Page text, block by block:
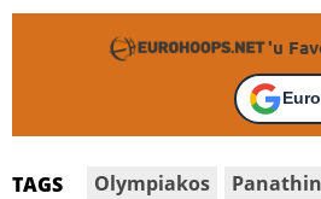
'u
TAGS Olympiakos